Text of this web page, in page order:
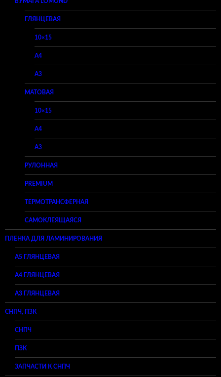
ГЛЯНЦЕВАЯ
10×15
A4
A3
МАТОВАЯ
10×15
A4
A3
РУЛОННАЯ
PREMIUM
ТЕРМОТРАНСФЕРНАЯ
САМОКЛЕЯЩАЯСЯ
ПЛЕНКА ДЛЯ ЛАМИНИРОВАНИЯ
A5 ГЛЯНЦЕВАЯ
А4 ГЛЯНЦЕВАЯ
A3 ГЛЯНЦЕВАЯ
СНПЧ, ПЗК
СНПЧ
ПЗК
ЗАПЧАСТИ К СНПЧ